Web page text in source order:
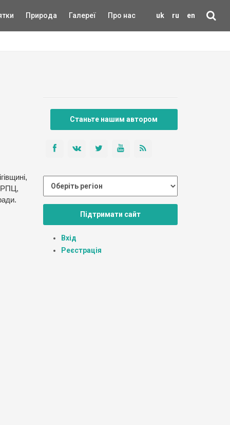
uk ru en
Природа Галереї Про нас
РПЦ,
Станьте нашим автором
Підтримати сайт
Вхід
Реєстрація